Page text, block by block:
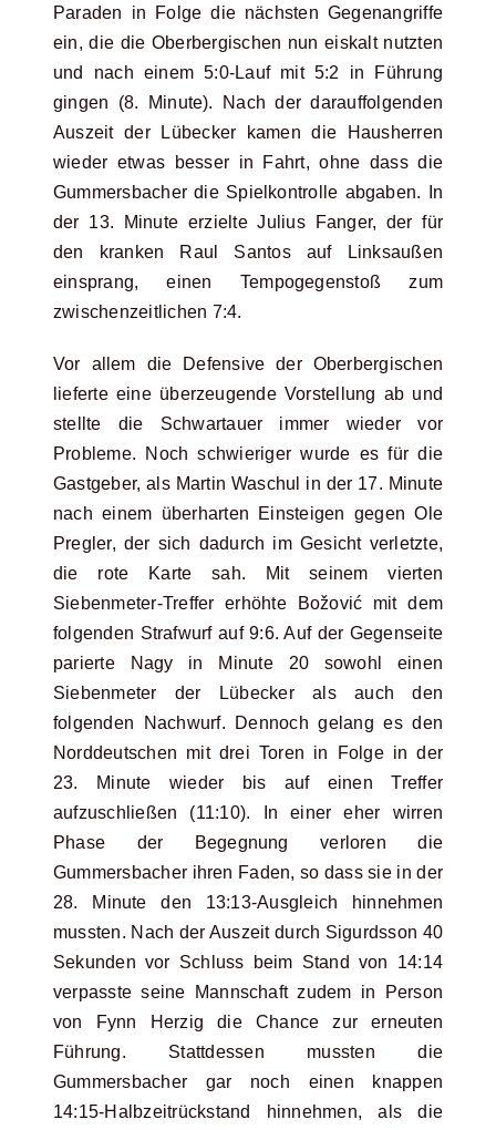
Paraden in Folge die nächsten Gegenangriffe
ein, die die Oberbergischen nun eiskalt nutzten
und nach einem 5:0-Lauf mit 5:2 in Führung
gingen (8. Minute). Nach der darauffolgenden
Auszeit der Lübecker kamen die Hausherren
wieder etwas besser in Fahrt, ohne dass die
Gummersbacher die Spielkontrolle abgaben. In
der 13. Minute erzielte Julius Fanger, der für
den kranken Raul Santos auf Linksaußen
einsprang, einen Tempogegenstoß zum
zwischenzeitlichen 7:4.
Vor allem die Defensive der Oberbergischen
lieferte eine überzeugende Vorstellung ab und
stellte die Schwartauer immer wieder vor
Probleme. Noch schwieriger wurde es für die
Gastgeber, als Martin Waschul in der 17. Minute
nach einem überharten Einsteigen gegen Ole
Pregler, der sich dadurch im Gesicht verletzte,
die rote Karte sah. Mit seinem vierten
Siebenmeter-Treffer erhöhte Božović mit dem
folgenden Strafwurf auf 9:6. Auf der Gegenseite
parierte Nagy in Minute 20 sowohl einen
Siebenmeter der Lübecker als auch den
folgenden Nachwurf. Dennoch gelang es den
Norddeutschen mit drei Toren in Folge in der
23. Minute wieder bis auf einen Treffer
aufzuschließen (11:10). In einer eher wirren
Phase der Begegnung verloren die
Gummersbacher ihren Faden, so dass sie in der
28. Minute den 13:13-Ausgleich hinnehmen
mussten. Nach der Auszeit durch Sigurdsson 40
Sekunden vor Schluss beim Stand von 14:14
verpasste seine Mannschaft zudem in Person
von Fynn Herzig die Chance zur erneuten
Führung. Stattdessen mussten die
Gummersbacher gar noch einen knappen
14:15-Halbzeitrückstand hinnehmen, als die